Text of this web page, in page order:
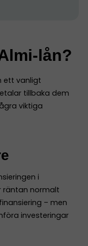
lån?
ett vanligt
tillbaka dem
viktiga
i
räntan normalt
– men
investeringar